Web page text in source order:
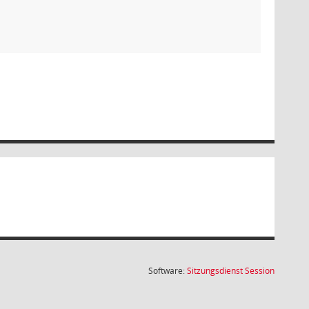
Software:SitzungsdienstSession(Wird in